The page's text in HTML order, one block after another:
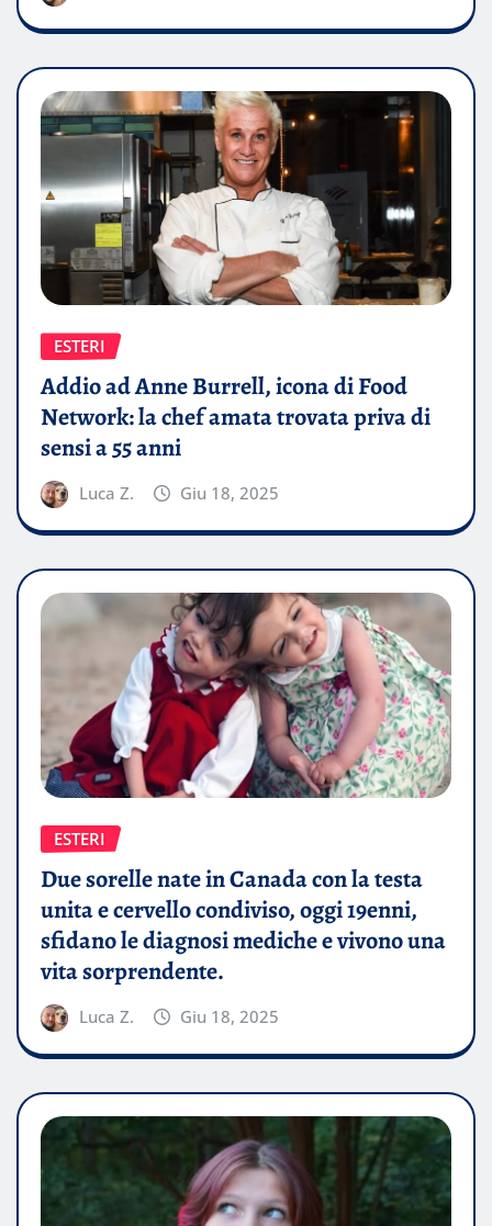
ESTERI
Addio ad Anne Burrell, icona di Food
Network: la chef amata trovata priva di
sensi a 55 anni
Luca Z. Giu 18, 2025
ESTERI
Due sorelle nate in Canada con la testa
unita e cervello condiviso, oggi 19enni,
sfidano le diagnosi mediche e vivono una
vita sorprendente.
Luca Z. Giu 18, 2025